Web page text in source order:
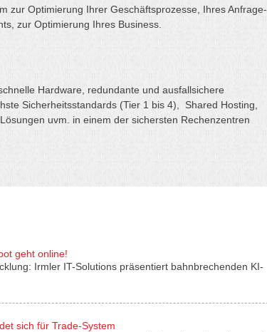
zur Optimierung Ihrer Geschäftsprozesse, Ihres Anfrage-
zur Optimierung Ihres Business.
Hardware, redundante und ausfallsichere
Sicherheitsstandards (Tier 1 bis 4), Shared Hosting,
uvm. in einem der sichersten Rechenzentren
geht online!
Irmler IT-Solutions präsentiert bahnbrechenden KI-
sich für Trade-System